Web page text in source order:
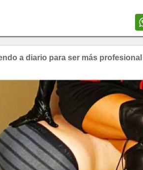
a diario para ser más